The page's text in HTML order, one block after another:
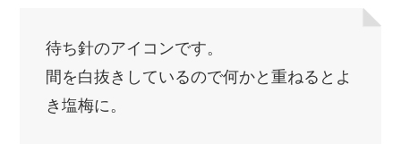
待ち針のアイコンです。
間を白抜きしているので何かと重ねるとよ
き塩梅に。